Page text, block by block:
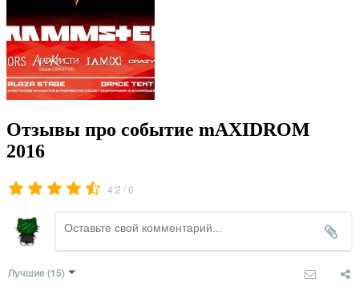
Отзывы про событие mAXIDROM
2016
4.2 /6
Лучшие (15)